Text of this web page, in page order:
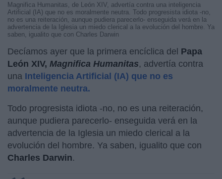
Magnifica Humanitas, de León XIV, advertía contra una inteligencia
Artificial (IA) que no es moralmente neutra. Todo progresista idiota -no,
no es una reiteración, aunque pudiera parecerlo- enseguida verá en la
advertencia de la Iglesia un miedo clerical a la evolución del hombre. Ya
saben, igualito que con Charles Darwin
Decíamos ayer que la primera encíclica del Papa
León XIV, Magnifica Humanitas, advertía contra
una Inteligencia Artificial (IA) que no es
moralmente neutra.
Todo progresista idiota -no, no es una reiteración,
aunque pudiera parecerlo- enseguida verá en la
advertencia de la Iglesia un miedo clerical a la
evolución del hombre. Ya saben, igualito que con
Charles Darwin.